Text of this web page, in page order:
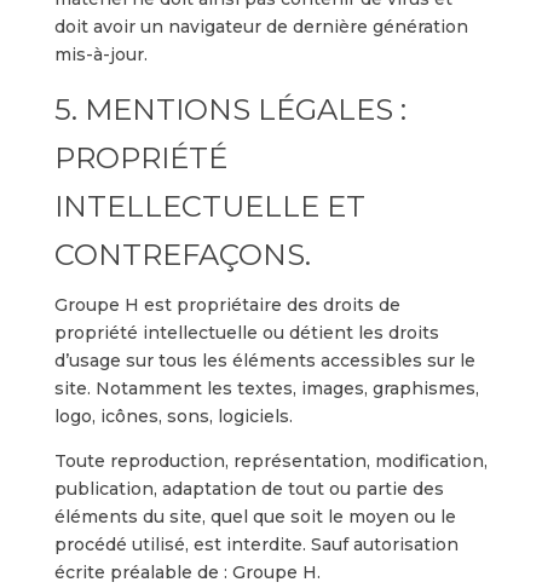
doit avoir un navigateur de dernière génération
mis-à-jour.
5. MENTIONS LÉGALES :
PROPRIÉTÉ
INTELLECTUELLE ET
CONTREFAÇONS.
Groupe H est propriétaire des droits de
propriété intellectuelle ou détient les droits
d’usage sur tous les éléments accessibles sur le
site. Notamment les textes, images, graphismes,
logo, icônes, sons, logiciels.
Toute reproduction, représentation, modification,
publication, adaptation de tout ou partie des
éléments du site, quel que soit le moyen ou le
procédé utilisé, est interdite. Sauf autorisation
écrite préalable de : Groupe H.